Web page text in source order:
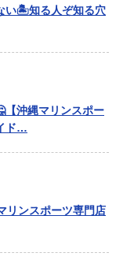
い🏝️知る人ぞ知る穴
【沖縄マリンスポー
ド…
リンスポーツ専門店